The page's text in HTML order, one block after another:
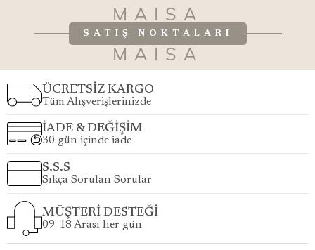
MAISA
SATIŞ NOKTALARI
MAISA
ÜCRETSİZ KARGO
Tüm Alışverişlerinizde
İADE & DEĞİŞİM
30 gün içinde iade
S.S.S
Sıkça Sorulan Sorular
MÜŞTERİ DESTEĞİ
09-18 Arası her gün